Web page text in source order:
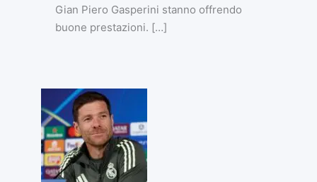
Gian Piero Gasperini stanno offrendo
buone prestazioni. […]